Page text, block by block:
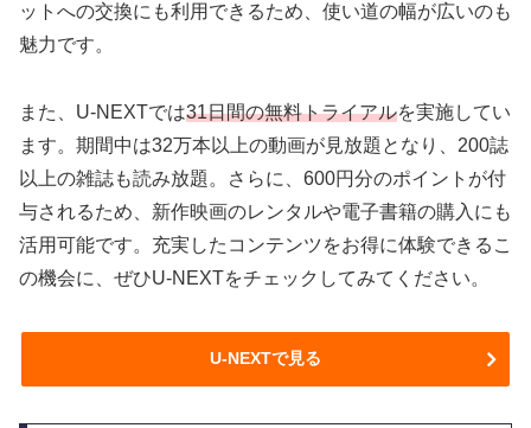
ットへの交換にも利用できるため、使い道の幅が広いのも
魅力です。
また、U-NEXTでは31日間の無料トライアルを実施してい
ます。期間中は32万本以上の動画が見放題となり、200誌
以上の雑誌も読み放題。さらに、600円分のポイントが付
与されるため、新作映画のレンタルや電子書籍の購入にも
活用可能です。充実したコンテンツをお得に体験できるこ
の機会に、ぜひU-NEXTをチェックしてみてください。
U-NEXTで見る